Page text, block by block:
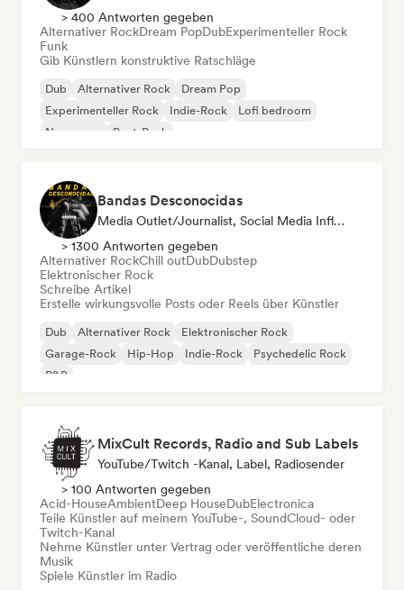
> 400 Antworten gegeben
Alternativer RockDream PopDubExperimenteller Rock
Funk
Gib Künstlern konstruktive Ratschläge
Dub Alternativer Rock
Dream Pop
Experimenteller Rock
Indie-Rock
Lofi bedroom
New wave
Post-Punk
Bandas Desconocidas
Media Outlet/Journalist, Social Media Influencer
> 1300 Antworten gegeben
Alternativer RockChill outDubDubstep
Elektronischer Rock
Schreibe Artikel
Erstelle wirkungsvolle Posts oder Reels über Künstler
Dub Alternativer Rock
Elektronischer Rock
Garage-Rock
Hip-Hop Indie-Rock
Psychedelic Rock
R&B
MixCult Records, Radio and Sub Labels
YouTube/Twitch -Kanal, Label, Radiosender
> 100 Antworten gegeben
Acid-HouseAmbientDeep HouseDubElectronica
Teile Künstler auf meinem YouTube-, SoundCloud- oder
Twitch-Kanal
Nehme Künstler unter Vertrag oder veröffentliche deren
Musik
Spiele Künstler im Radio